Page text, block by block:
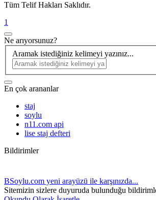
Tüm Telif Hakları Saklıdır.
1
Ne arıyorsunuz?
Aramak istediğiniz kelimeyi yazınız...
En çok arananlar
staj
soylu
n11.com api
lise staj defteri
Bildirimler
BSoylu.com yeni arayüzü ile karşınızda...
Sitemizin sizlere duyuruda bulunduğu